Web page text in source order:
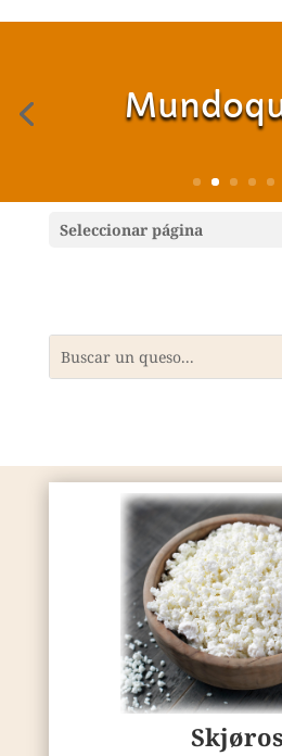
Seleccionar página